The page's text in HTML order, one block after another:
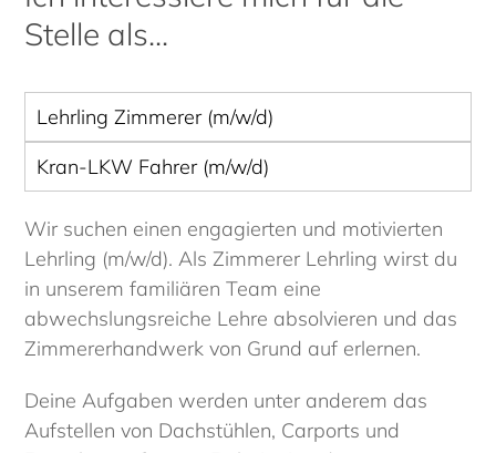
Stelle als...
Lehrling Zimmerer (m/w/d)
Kran-LKW Fahrer (m/w/d)
Wir suchen einen engagierten und motivierten
Lehrling (m/w/d). Als Zimmerer Lehrling wirst du
in unserem familiären Team eine
abwechslungsreiche Lehre absolvieren und das
Zimmererhandwerk von Grund auf erlernen.
Deine Aufgaben werden unter anderem das
Aufstellen von Dachstühlen, Carports und